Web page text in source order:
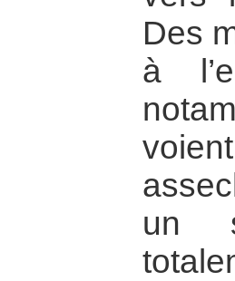
Des
à
un